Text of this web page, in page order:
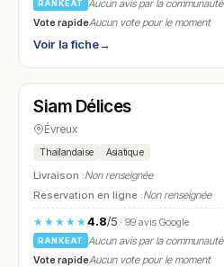
RANKEAT
Aucun avis par la communauté
Vote rapideAucun vote pour le moment
Voir la fiche→
N° 9
Siam Délices
Évreux
Thaïlandaise Asiatique
Livraison :Non renseignée
Réservation en ligne :Non renseignée
★★★★★4.8/5· 99 avis Google
RANKEAT
Aucun avis par la communauté
Vote rapideAucun vote pour le moment